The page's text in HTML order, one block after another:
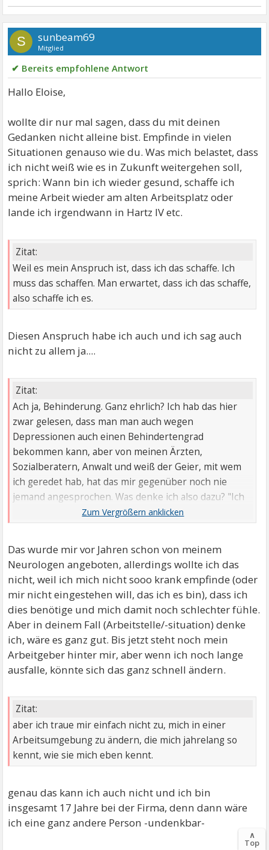
S sunbeam69
Mitglied
✔ Bereits empfohlene Antwort
Hallo Eloise,
wollte dir nur mal sagen, dass du mit deinen
Gedanken nicht alleine bist. Empfinde in vielen
Situationen genauso wie du. Was mich belastet, dass
ich nicht weiß wie es in Zukunft weitergehen soll,
sprich: Wann bin ich wieder gesund, schaffe ich
meine Arbeit wieder am alten Arbeitsplatz oder
lande ich irgendwann in Hartz IV etc.
Zitat:
Weil es mein Anspruch ist, dass ich das schaffe. Ich
muss das schaffen. Man erwartet, dass ich das schaffe,
also schaffe ich es.
Diesen Anspruch habe ich auch und ich sag auch
nicht zu allem ja....
Zitat:
Ach ja, Behinderung. Ganz ehrlich? Ich hab das hier
zwar gelesen, dass man man auch wegen
Depressionen auch einen Behindertengrad
bekommen kann, aber von meinen Ärzten,
Sozialberatern, Anwalt und weiß der Geier, mit wem
ich geredet hab, hat das mir gegenüber noch nie
jemand angesprochen. Was denke ich also dazu? "Ich
bin nicht krank genug um das zu bekommen" oder
wahlweise auch "Ich bin doch nicht behindert. Das
ist, also ignorier ich mich jetzt mal und kümmer mich
darum.
Das wurde mir vor Jahren schon von meinem
Neurologen angeboten, allerdings wollte ich das
nicht, weil ich mich nicht sooo krank empfinde (oder
mir nicht eingestehen will, das ich es bin), dass ich
dies benötige und mich damit noch schlechter fühle.
Aber in deinem Fall (Arbeitstelle/-situation) denke
ich, wäre es ganz gut. Bis jetzt steht noch mein
Arbeitgeber hinter mir, aber wenn ich noch lange
ausfalle, könnte sich das ganz schnell ändern.
Zitat:
aber ich traue mir einfach nicht zu, mich in einer
Arbeitsumgebung zu ändern, die mich jahrelang so
kennt, wie sie mich eben kennt.
genau das kann ich auch nicht und ich bin
insgesamt 17 Jahre bei der Firma, denn dann wäre
ich eine ganz andere Person -undenkbar-
∧
Top